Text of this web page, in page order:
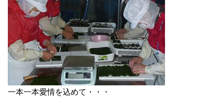
一本一本愛情を込めて・・・